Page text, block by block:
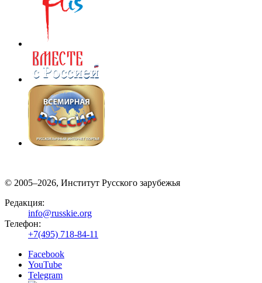
© 2005–2026, Институт Русского зарубежья
Редакция:
info@russkie.org
Телефон:
+7(495) 718-84-11
Facebook
YouTube
Telegram